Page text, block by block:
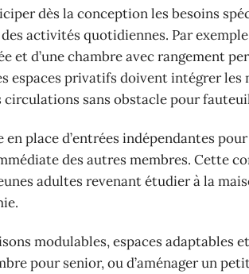
dès la conception les besoins
activités quotidiennes. Par
et d’une chambre avec rangement
espaces privatifs doivent intégrer les
sans obstacle pour
en place d’entrées indépendantes
des autres membres. Cette
adultes revenant étudier à la
modulables, espaces adaptables
pour senior, ou d’aménager un